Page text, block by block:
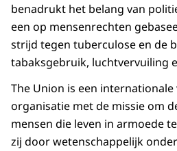
benadrukt het belang van
een op mensenrechten
strijd tegen tuberculose en de
tabaksgebruik, luchtvervuiling
The Union is een
organisatie met de missie om
mensen die leven in armoede
zij door wetenschappelijk